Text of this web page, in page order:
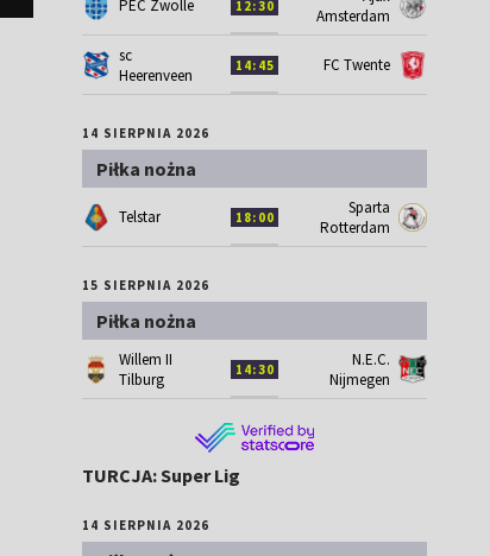
PEC Zwolle 12:30
Amsterdam
sc
Heerenveen
14:45 FC Twente
14 SIERPNIA 2026
Piłka nożna
Telstar 18:00
Sparta
Rotterdam
15 SIERPNIA 2026
Piłka nożna
Willem II
Tilburg
14:30
N.E.C.
Nijmegen
TURCJA: Super Lig
14 SIERPNIA 2026